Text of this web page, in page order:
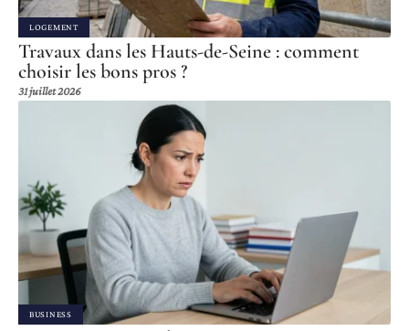
LOGEMENT
Travaux dans les Hauts-de-Seine : comment
choisir les bons pros ?
31 juillet 2026
BUSINESS